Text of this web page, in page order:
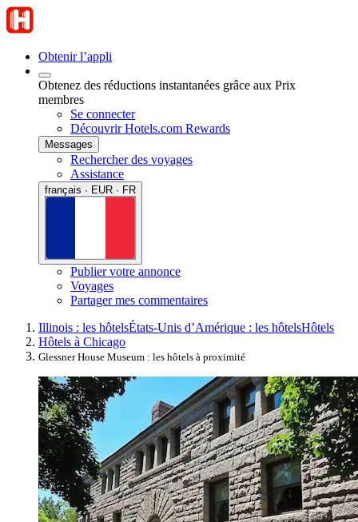
Obtenir l’appli
Obtenez des réductions instantanées grâce aux Prix
membres
Se connecter
Découvrir Hotels.com Rewards
Messages
Rechercher des voyages
Assistance
français · EUR · FR
Publier votre annonce
Voyages
Partager mes commentaires
Illinois : les hôtelsÉtats-Unis d’Amérique : les hôtelsHôtels
Hôtels à Chicago
Glessner House Museum : les hôtels à proximité